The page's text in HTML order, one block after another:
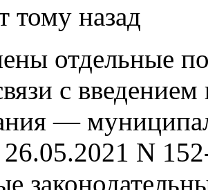
тому назад
отдельные
с
—
26.05.2021 N